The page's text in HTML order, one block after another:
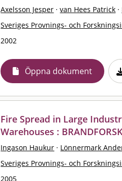
Axelsson Jesper · van Hees Patrick ·
Sveriges Provnings- och
2002
Öppna dokument
Fire Spread in Large
Warehouses :
Ingason Haukur · Lönnermark
Sveriges Provnings- och
2005